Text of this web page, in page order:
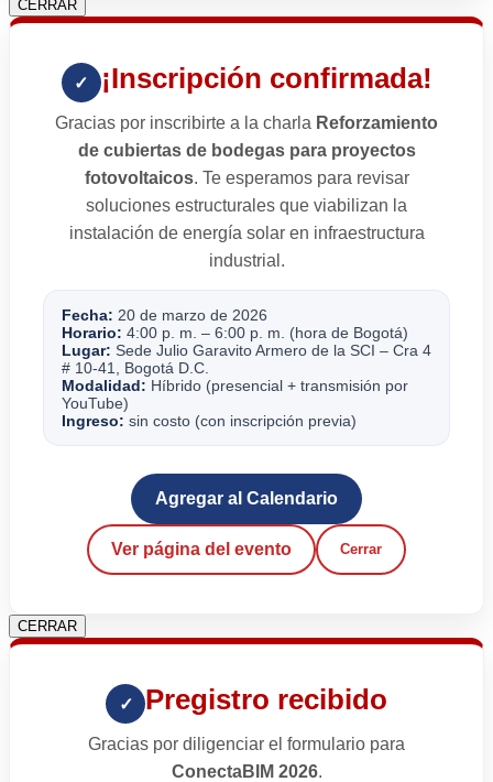
CERRAR
✓ ¡Inscripción confirmada!
Gracias por inscribirte a la charla Reforzamiento
de cubiertas de bodegas para proyectos
fotovoltaicos. Te esperamos para revisar
soluciones estructurales que viabilizan la
instalación de energía solar en infraestructura
industrial.
Fecha: 20 de marzo de 2026
Horario: 4:00 p. m. – 6:00 p. m. (hora de Bogotá)
Lugar: Sede Julio Garavito Armero de la SCI – Cra 4
# 10-41, Bogotá D.C.
Modalidad: Híbrido (presencial + transmisión por
YouTube)
Ingreso: sin costo (con inscripción previa)
Agregar al Calendario
Ver página del evento Cerrar
CERRAR
✓ Pregistro recibido
Gracias por diligenciar el formulario para
ConectaBIM 2026.